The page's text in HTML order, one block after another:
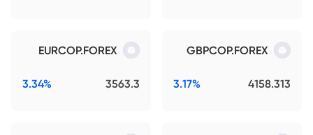
GBPCOP.FOREX
4158.313
3.17%
EURCOP.FOREX
3563.3
3.34%